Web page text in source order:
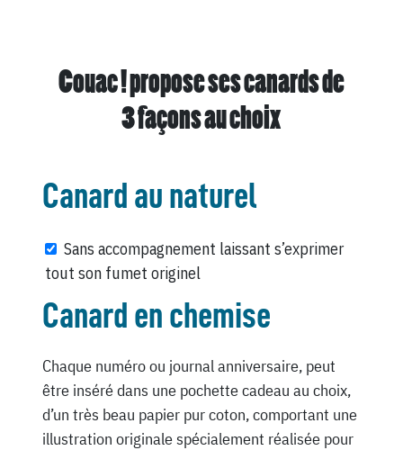
Couac ! propose ses canards de
3 façons au choix
Canard au naturel
Sans accompagnement laissant s’exprimer
tout son fumet originel
Canard en chemise
Chaque numéro ou journal anniversaire, peut
être inséré dans une pochette cadeau au choix,
d’un très beau papier pur coton, comportant une
illustration originale spécialement réalisée pour